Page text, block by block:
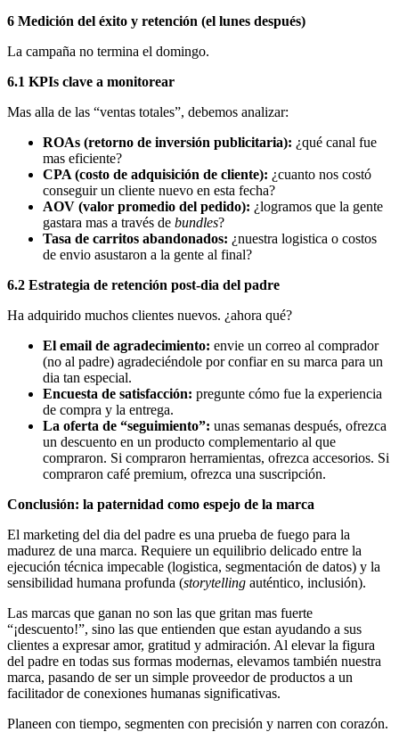
6 Medición del éxito y retención (el lunes después)
La campaña no termina el domingo.
6.1 KPIs clave a monitorear
Mas alla de las “ventas totales”, debemos analizar:
ROAs (retorno de inversión publicitaria): ¿qué canal fue
mas eficiente?
CPA (costo de adquisición de cliente): ¿cuanto nos costó
conseguir un cliente nuevo en esta fecha?
AOV (valor promedio del pedido): ¿logramos que la gente
gastara mas a través de bundles?
Tasa de carritos abandonados: ¿nuestra logistica o costos
de envio asustaron a la gente al final?
6.2 Estrategia de retención post-dia del padre
Ha adquirido muchos clientes nuevos. ¿ahora qué?
El email de agradecimiento: envie un correo al comprador
(no al padre) agradeciéndole por confiar en su marca para un
dia tan especial.
Encuesta de satisfacción: pregunte cómo fue la experiencia
de compra y la entrega.
La oferta de “seguimiento”: unas semanas después, ofrezca
un descuento en un producto complementario al que
compraron. Si compraron herramientas, ofrezca accesorios. Si
compraron café premium, ofrezca una suscripción.
Conclusión: la paternidad como espejo de la marca
El marketing del dia del padre es una prueba de fuego para la
madurez de una marca. Requiere un equilibrio delicado entre la
ejecución técnica impecable (logistica, segmentación de datos) y la
sensibilidad humana profunda (storytelling auténtico, inclusión).
Las marcas que ganan no son las que gritan mas fuerte
“¡descuento!”, sino las que entienden que estan ayudando a sus
clientes a expresar amor, gratitud y admiración. Al elevar la figura
del padre en todas sus formas modernas, elevamos también nuestra
marca, pasando de ser un simple proveedor de productos a un
facilitador de conexiones humanas significativas.
Planeen con tiempo, segmenten con precisión y narren con corazón.